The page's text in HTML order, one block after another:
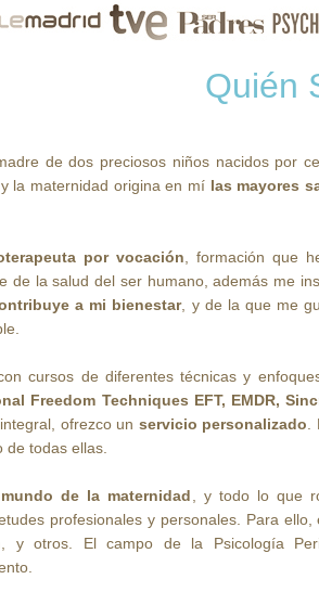
Quién
de dos preciosos niños nacidos por
la maternidad origina en mí las mayores
por vocación , formación que
de la salud del ser humano, además me
a mi bienestar, y de la que me
cursos de diferentes técnicas y
Freedom Techniques EFT, EMDR,
ofrezco un servicio personalizado
todas ellas.
de la maternidad , y todo lo que
profesionales y personales. Para
, y otros. El campo de la Psicología